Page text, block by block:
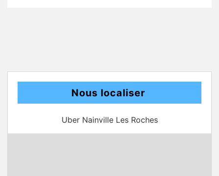
Nous localiser
Uber Nainville Les Roches